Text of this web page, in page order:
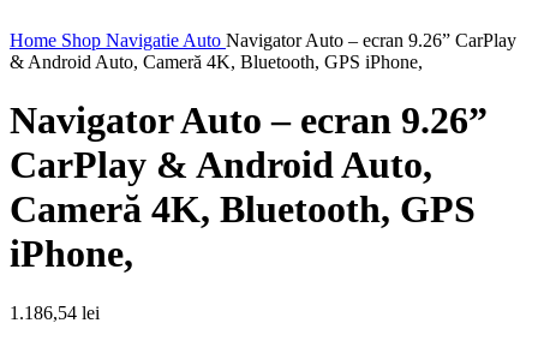
Home Shop Navigatie Auto Navigator Auto – ecran 9.26” CarPlay
& Android Auto, Cameră 4K, Bluetooth, GPS iPhone,
Navigator Auto – ecran 9.26”
CarPlay & Android Auto,
Cameră 4K, Bluetooth, GPS
iPhone,
1.186,54 lei